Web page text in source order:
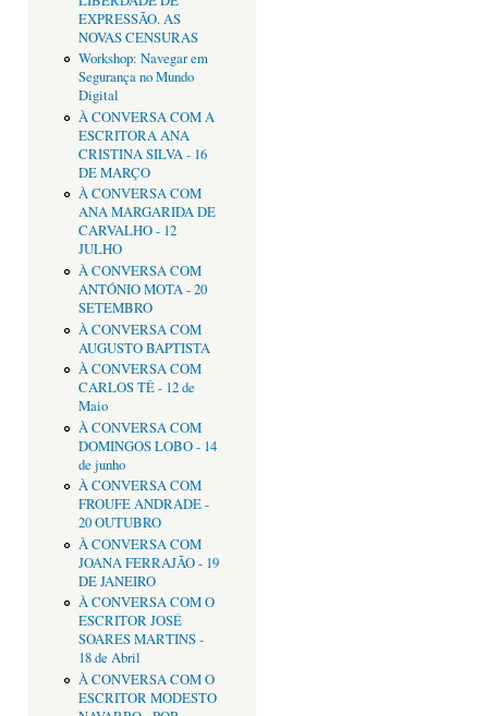
EXPRESSÃO. AS
NOVAS CENSURAS
Workshop: Navegar em
Segurança no Mundo
Digital
À CONVERSA COM A
ESCRITORA ANA
CRISTINA SILVA - 16
DE MARÇO
À CONVERSA COM
ANA MARGARIDA DE
CARVALHO - 12
JULHO
À CONVERSA COM
ANTÓNIO MOTA - 20
SETEMBRO
À CONVERSA COM
AUGUSTO BAPTISTA
À CONVERSA COM
CARLOS TÊ - 12 de
Maio
À CONVERSA COM
DOMINGOS LOBO - 14
de junho
À CONVERSA COM
FROUFE ANDRADE -
20 OUTUBRO
À CONVERSA COM
JOANA FERRAJÃO - 19
DE JANEIRO
À CONVERSA COM O
ESCRITOR JOSÉ
SOARES MARTINS -
18 de Abril
À CONVERSA COM O
ESCRITOR MODESTO